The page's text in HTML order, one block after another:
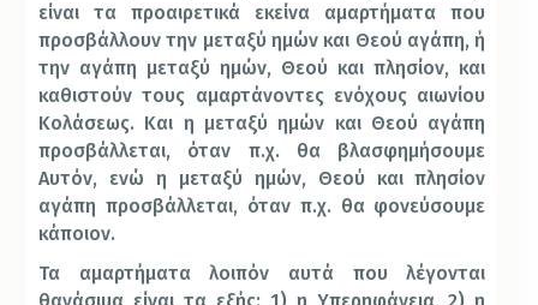
είναι τα προαιρετικά εκείνα αμαρτήματα που
προσβάλλουν την μεταξύ ημών και Θεού αγάπη, ή
την αγάπη μεταξύ ημών, Θεού και πλησίον, και
καθιστούν τους αμαρτάνοντες ενόχους αιωνίου
Κολάσεως. Και η μεταξύ ημών και Θεού αγάπη
προσβάλλεται, όταν π.χ. θα βλασφημήσουμε
Αυτόν, ενώ η μεταξύ ημών, Θεού και πλησίον
αγάπη προσβάλλεται, όταν π.χ. θα φονεύσουμε
κάποιον.
Τα αμαρτήματα λοιπόν αυτά που λέγονται